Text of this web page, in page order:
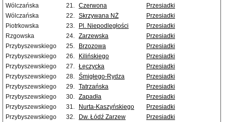
Wólczańska
21. Czerwona
Przesiadki
Wólczańska
22. Skrzywana NŻ
Przesiadki
Piotrkowska
23. Pl. Niepodległości
Przesiadki
Rzgowska
24. Zarzewska
Przesiadki
Przybyszewskiego
25. Brzozowa
Przesiadki
Przybyszewskiego
26. Kilińskiego
Przesiadki
Przybyszewskiego
27. Łęczycka
Przesiadki
Przybyszewskiego
28. Śmigłego-Rydza
Przesiadki
Przybyszewskiego
29. Tatrzańska
Przesiadki
Przybyszewskiego
30. Zapadła
Przesiadki
Przybyszewskiego
31. Nurta-Kaszyńskiego
Przesiadki
Przybyszewskiego
32. Dw. Łódź Zarzew Przesiadki